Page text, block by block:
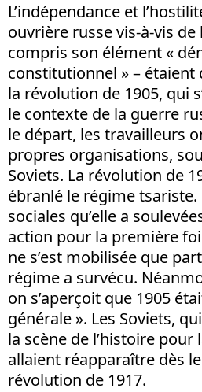
L’indépendance et
ouvrière russe vis-à-vis
compris son élément «
constitutionnel » – étaient
la révolution de 1905, qui
le contexte de la guerre
le départ, les travailleurs
propres organisations,
Soviets. La révolution de
ébranlé le régime
sociales qu’elle a
action pour la première
ne s’est mobilisée que
régime a survécu.
on s’aperçoit que 1905
générale ». Les Soviets,
la scène de l’histoire
allaient réapparaître dès
révolution de 1917.